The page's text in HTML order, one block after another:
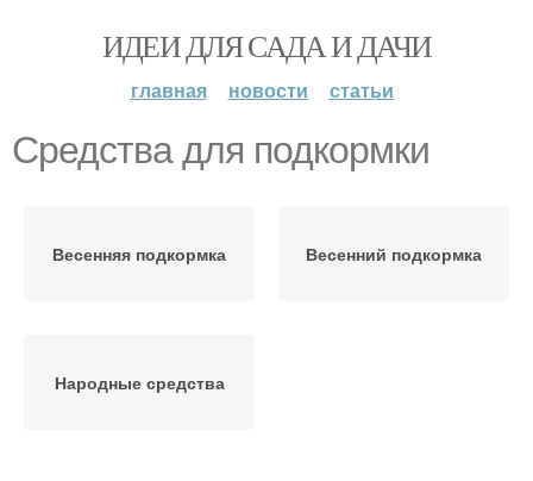
ИДЕИ ДЛЯ САДА И ДАЧИ
главная новости статьи
Средства для подкормки
Весенняя подкормка Весенний подкормка
Народные средства